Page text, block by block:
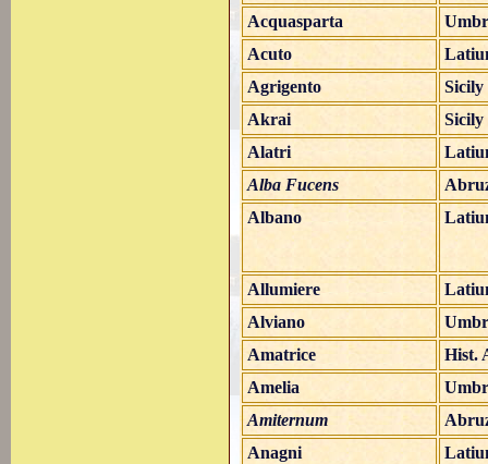
Acquasparta
Acuto
Agrigento
Sicily
Akrai
Sicily
Alatri
Alba Fucens
Albano
Allumiere
Alviano
Amatrice
Hist.
Amelia
Amiternum
Anagni